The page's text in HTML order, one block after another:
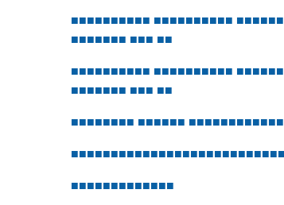
■■■■■■■■■■ ■■■■■■■■■■ ■■■■■■
■■■■■■■ ■■■ ■■
■■■■■■■■■■ ■■■■■■■■■■ ■■■■■■
■■■■■■■ ■■■ ■■
■■■■■■■■ ■■■■■■ ■■■■■■■■■■■■
■■■■■■■■■■■■■■■■■■■■■■■■■■■
■■■■■■■■■■■■■